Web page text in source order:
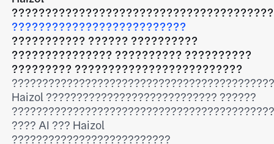
??????????????????????????
??????????? ?????? ??????????
??????????????? ?????????? ??????????
????????? ?????????????????????????
Haizol ???????????????????????????? ??????
???? AI ??? Haizol
??????????????????????????